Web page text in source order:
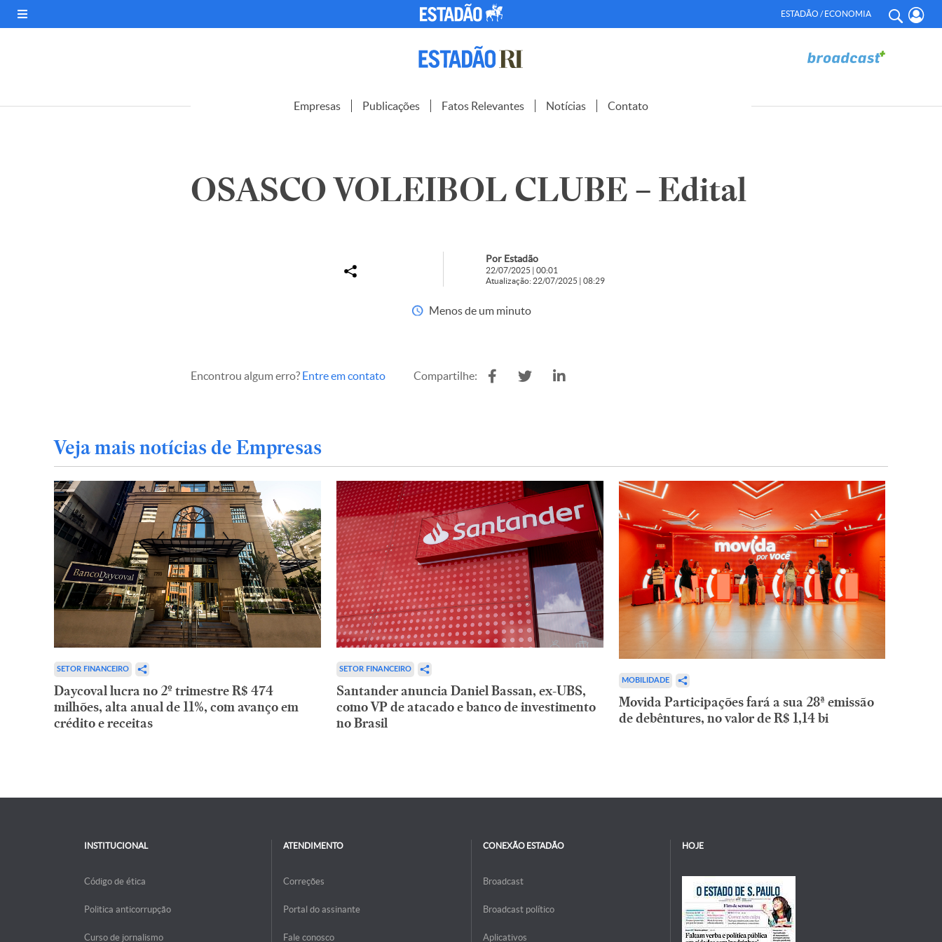
ESTADÃO / ECONOMIA
Empresas Publicações Fatos Relevantes Notícias Contato
OSASCO VOLEIBOL CLUBE – Edital
Por Estadão
22/07/2025 | 00:01
Atualização: 22/07/2025 | 08:29
Menos de um minuto
Encontrou algum erro? Entre em contato Compartilhe:
Veja mais notícias de Empresas
SETOR FINANCEIRO
Daycoval lucra no 2º trimestre R$ 474
milhões, alta anual de 11%, com avanço em
crédito e receitas
SETOR FINANCEIRO
Santander anuncia Daniel Bassan, ex-UBS,
como VP de atacado e banco de investimento
no Brasil
MOBILIDADE
Movida Participações fará a sua 28ª emissão
de debêntures, no valor de R$ 1,14 bi
INSTITUCIONAL
Código de ética
Politica anticorrupção
Curso de jornalismo
ATENDIMENTO
Correções
Portal do assinante
Fale conosco
CONEXÃO ESTADÃO
Broadcast
Broadcast político
Aplicativos
HOJE